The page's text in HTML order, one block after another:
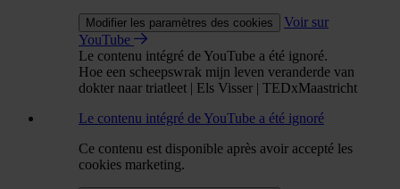
Modifier les paramètres des cookies
Voir sur
YouTube
Le contenu intégré de YouTube a été ignoré.
Hoe een scheepswrak mijn leven veranderde van
dokter naar triatleet | Els Visser | TEDxMaastricht
Le contenu intégré de YouTube a été ignoré
Ce contenu est disponible après avoir accepté les
cookies marketing.